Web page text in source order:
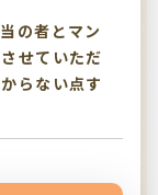
の者とマン
せていただ
らない点す